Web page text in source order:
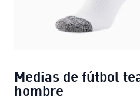
Medias de fútbol
hombre